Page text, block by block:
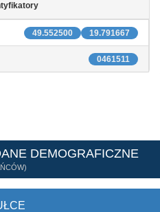
19.791667
49.552500
0461511
DEMOGRAFICZNE